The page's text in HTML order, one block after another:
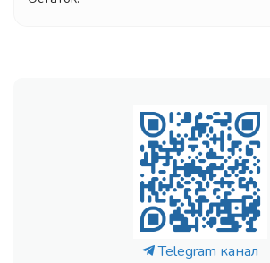
Telegram канал